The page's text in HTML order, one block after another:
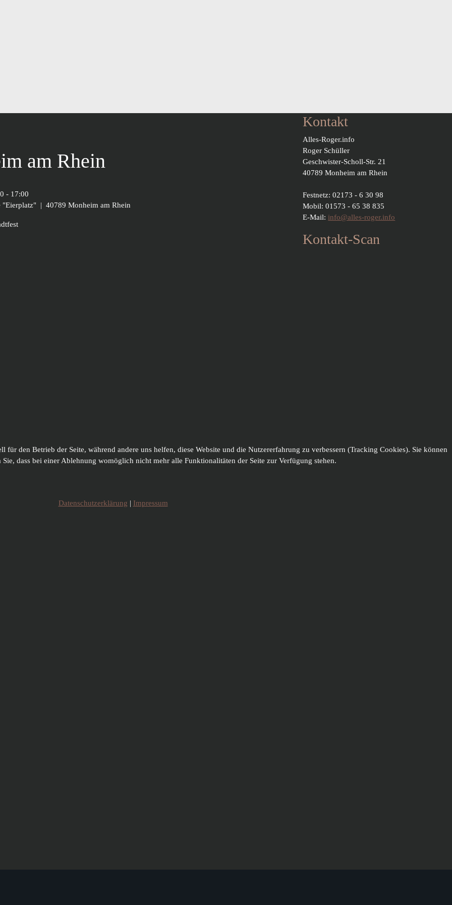
Kontakt
Alles-Roger.info
Roger Schüller
Geschwister-Scholl-Str. 21
40789 Monheim am Rhein
Festnetz: 02173 - 6 30 98
Mobil: 01573 - 65 38 835
E-Mail: info@alles-roger.info
Kontakt-Scan
am Rhein
- 17:00
"Eierplatz" | 40789 Monheim am Rhein
den Betrieb der Seite, während andere uns helfen, diese Website und die Nutzererfahrung zu verbessern (Tracking Cookies). Sie können
dass bei einer Ablehnung womöglich nicht mehr alle Funktionalitäten der Seite zur Verfügung stehen.
Datenschutzerklärung | Impressum